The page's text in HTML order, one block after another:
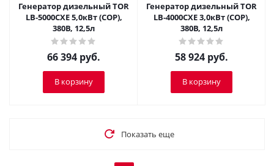
Генератор дизельный TOR
LB-5000CXE 5,0кВт (COP),
380В, 12,5л
66 394 руб.
В корзину
Генератор дизельный TOR
LB-4000CXE 3,0кВт (COP),
380В, 12,5л
58 924 руб.
В корзину
Показать еще